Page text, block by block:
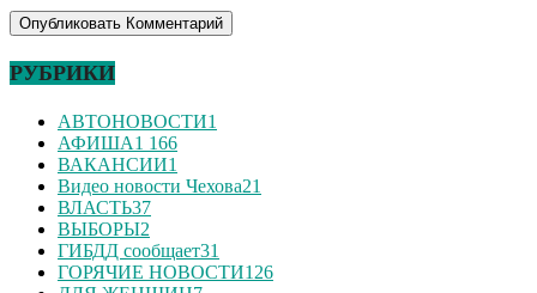
РУБРИКИ
АВТОНОВОСТИ1
АФИША1 166
ВАКАНСИИ1
Видео новости Чехова21
ВЛАСТЬ37
ВЫБОРЫ2
ГИБДД сообщает31
ГОРЯЧИЕ НОВОСТИ126